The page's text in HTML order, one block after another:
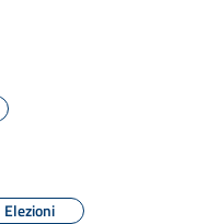
Elezioni